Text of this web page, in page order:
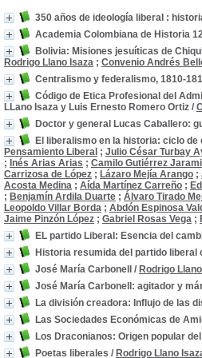
350 años de ideología liberal :
Academia Colombiana de Historia
Bolivia: Misiones jesuíticas de
Rodrigo Llano Isaza ; Convenio Andrés
Centralismo y federalismo, 1810-
Código de Etica Profesional del
LLano Isaza y Luis Ernesto Romero Ortiz /
Doctor y general Lucas Caballero:
El liberalismo en la historia: ciclo
Pensamiento Liberal ; Julio César Turbay
; Inés Arias Arias ; Camilo Gutiérrez
Carrizosa de López ; Lázaro Mejía Arango ;
Acosta Medina ; Aída Martínez Carreño ;
; Benjamín Ardila Duarte ; Álvaro Tirado
Leopoldo Villar Borda ; Abdón Espinosa
Jaime Pinzón López ; Gabriel Rosas Vega ;
EL partido Liberal: Esencia del
Historia resumida del partido liberal
José María Carbonell
/ Rodrigo
José María Carbonell: agitador y
La división creadora: Influjo de las
Las Sociedades Económicas de
Los Draconianos: Origen popular
Poetas liberales / Rodrigo Llano
-- Historia
Biografías
Vida política